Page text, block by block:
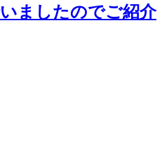
ましたのでご紹介